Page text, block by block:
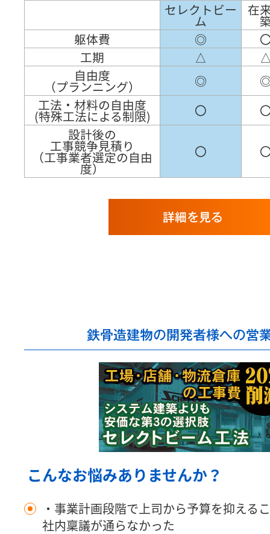
セレクトビー
ム
在
躯体費
◎
工期
△
自由度
（プランニング） ◎
工法・材料の自由度
(特殊工法による制限) 〇
設計後の
工事競争見積り
（工事業者選定の自由
度）
〇
詳細を見る
鉄骨造建物の開発者様への営
こんなお悩みありませんか？
・事業計画段階で上司から予算を抑える
社内稟議が通らなかった